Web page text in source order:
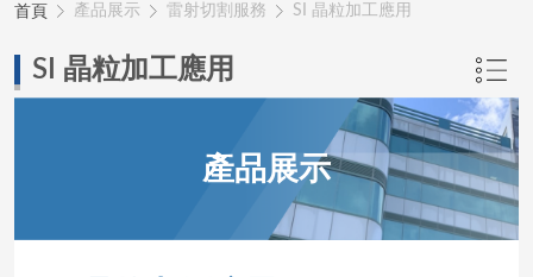
最新消息
產品展示
聯絡旭丞
首頁 產品展示 雷射切割服務 SI 晶粒加工應用
SI 晶粒加工應用
產品展示